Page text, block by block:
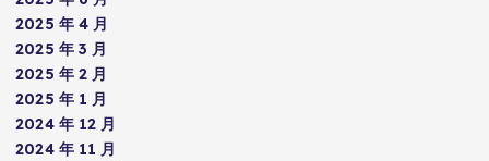
2025 年 4 月
2025 年 3 月
2025 年 2 月
2025 年 1 月
2024 年 12 月
2024 年 11 月